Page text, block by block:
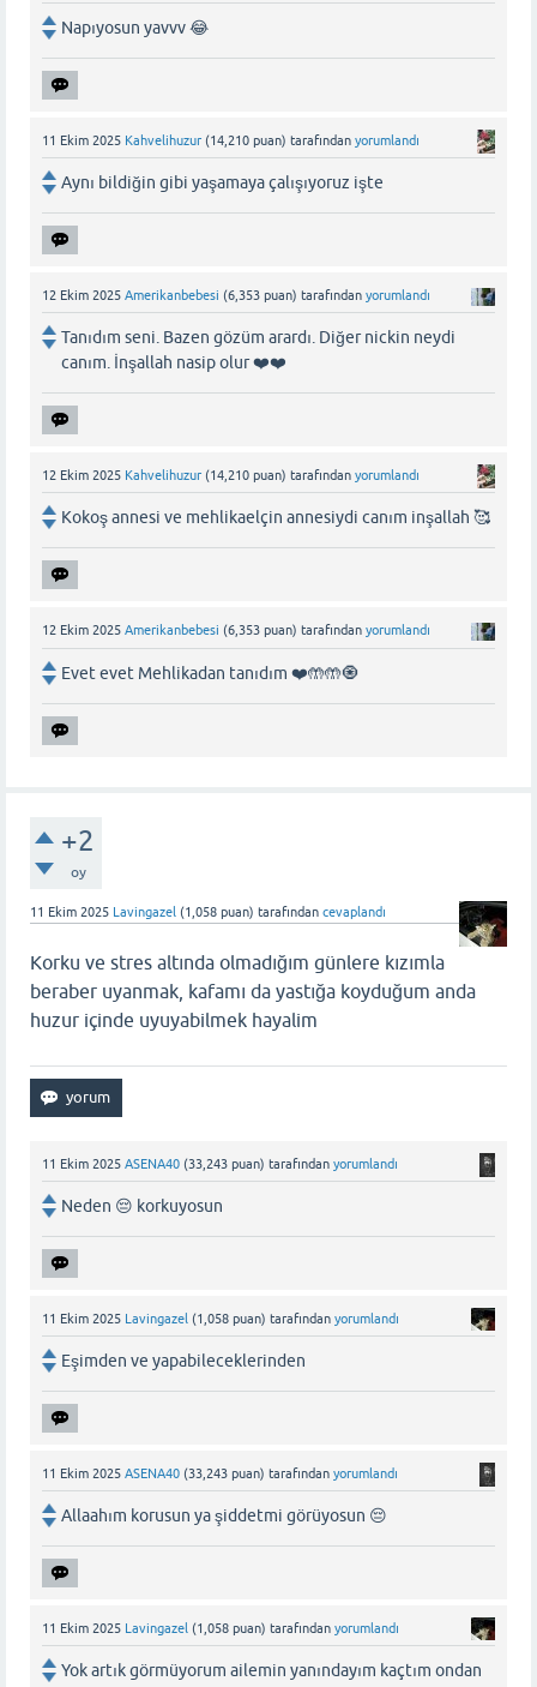
Napıyosun yavvv 😂
11 Ekim 2025 Kahvelihuzur (14,210 puan) tarafından yorumlandı
Aynı bildiğin gibi yaşamaya çalışıyoruz işte
12 Ekim 2025 Amerikanbebesi (6,353 puan) tarafından yorumlandı
Tanıdım seni. Bazen gözüm arardı. Diğer nickin neydi
canım. İnşallah nasip olur ❤️❤️
12 Ekim 2025 Kahvelihuzur (14,210 puan) tarafından yorumlandı
Kokoş annesi ve mehlikaelçin annesiydi canım inşallah 🥰
12 Ekim 2025 Amerikanbebesi (6,353 puan) tarafından yorumlandı
Evet evet Mehlikadan tanıdım ❤️🤲🤲🧿
+2
oy
11 Ekim 2025 Lavingazel (1,058 puan) tarafından cevaplandı
Korku ve stres altında olmadığım günlere kızımla
beraber uyanmak, kafamı da yastığa koyduğum anda
huzur içinde uyuyabilmek hayalim
11 Ekim 2025 ASENA40 (33,243 puan) tarafından yorumlandı
Neden 😔 korkuyosun
11 Ekim 2025 Lavingazel (1,058 puan) tarafından yorumlandı
Eşimden ve yapabileceklerinden
11 Ekim 2025 ASENA40 (33,243 puan) tarafından yorumlandı
Allaahım korusun ya şiddetmi görüyosun 😔
11 Ekim 2025 Lavingazel (1,058 puan) tarafından yorumlandı
Yok artık görmüyorum ailemin yanındayım kaçtım ondan